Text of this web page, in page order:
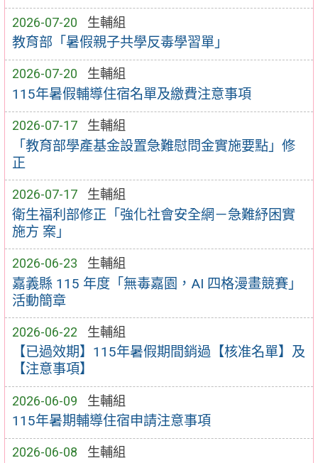
2026-07-20 生輔組
教育部「暑假親子共學反毒學習單」
2026-07-20 生輔組
115年暑假輔導住宿名單及繳費注意事項
2026-07-17 生輔組
「教育部學產基金設置急難慰問金實施要點」修
正
2026-07-17 生輔組
衛生福利部修正「強化社會安全網－急難紓困實
施方 案」
2026-06-23 生輔組
嘉義縣 115 年度「無毒嘉園，AI 四格漫畫競賽」
活動簡章
2026-06-22 生輔組
【已過效期】115年暑假期間銷過【核准名單】及
【注意事項】
2026-06-09 生輔組
115年暑期輔導住宿申請注意事項
2026-06-08 生輔組